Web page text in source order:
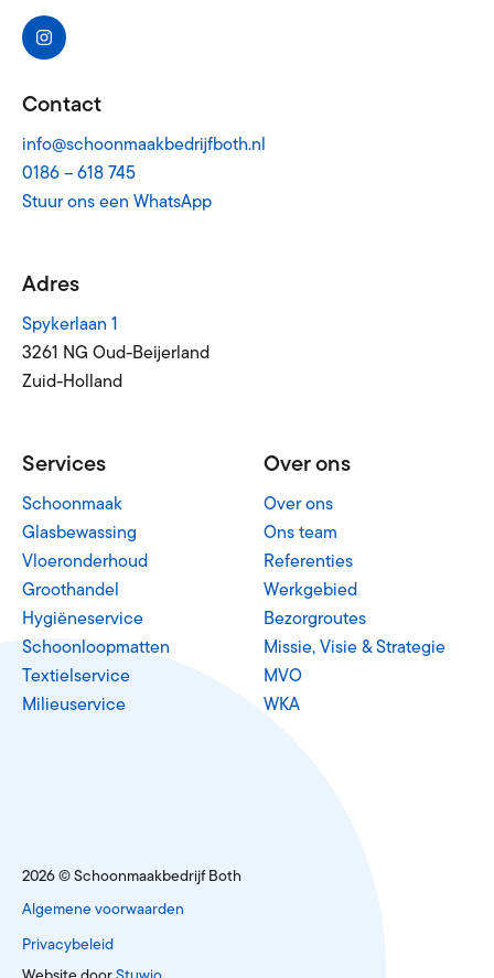
Contact
info@schoonmaakbedrijfboth.nl
0186 – 618 745
Stuur ons een WhatsApp
Adres
Spykerlaan 1
3261 NG Oud-Beijerland
Zuid-Holland
Services
Schoonmaak
Glasbewassing
Vloeronderhoud
Groothandel
Hygiëneservice
Schoonloopmatten
Textielservice
Milieuservice
Over ons
Over ons
Ons team
Referenties
Werkgebied
Bezorgroutes
Missie, Visie & Strategie
MVO
WKA
2026 © Schoonmaakbedrijf Both
Algemene voorwaarden
Privacybeleid